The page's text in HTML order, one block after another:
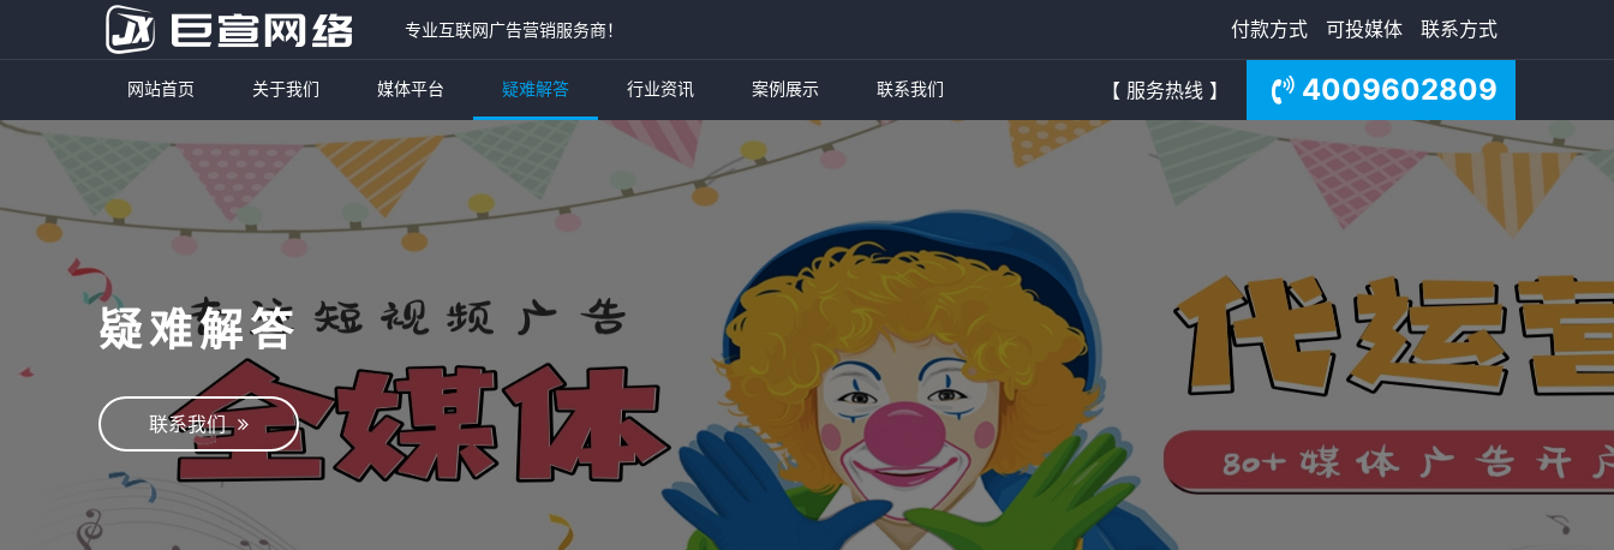
专业互联网广告营销服务商！ 付款方式 可投媒体 联系方式
网站首页 关于我们 媒体平台 疑难解答 行业资讯 案例展示 联系我们 【 服务热线 】 4009602809
疑难解答
联系我们